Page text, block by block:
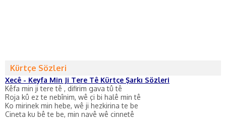
Kürtçe Sözleri
Xecê - Keyfa Min Ji Tere Tê Kürtçe Şarkı Sözleri
Kêfa min ji tere tê , difirim gava tû tê
Roja kû ez te nebînim, wê çi bi halê min tê
Ko mirinek min hebe, wê ji hezkirina te be
Cineta ku bê te be, min navê wê cinnetê